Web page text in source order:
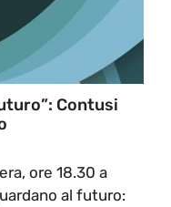
Contusi
ore 18.30 a
al futuro: